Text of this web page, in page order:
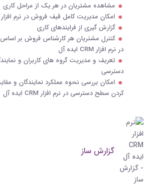
مشاهده مشتریان در هر یک از مراحل کاری
امکان مدیریت کامل قیف فروش در نرم افزار CRM ایده آل
گزارش گیری از فرایندهای کاری
کنترل مشتریان هر کارشناس فروش بر
در نرم افزار CRM ایده آل
تعریف و مدیریت گروه های کاربران و
دسترسی
امکان بررسی نحوه عملکرد نمایندگان و
کردن سطح دسترسی در نرم افزار CRM ایده آل
گزارش ساز